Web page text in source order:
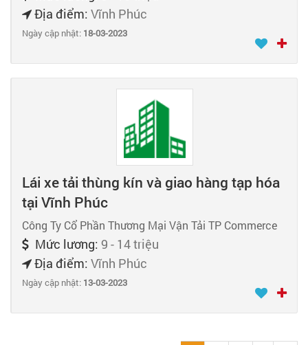
Địa điểm: Vĩnh Phúc
Ngày cập nhật: 18-03-2023
Lái xe tải thùng kín và giao hàng tạp hóa
tại Vĩnh Phúc
Công Ty Cổ Phần Thương Mại Vận Tải TP Commerce
Mức lương: 9 - 14 triệu
Địa điểm: Vĩnh Phúc
Ngày cập nhật: 13-03-2023